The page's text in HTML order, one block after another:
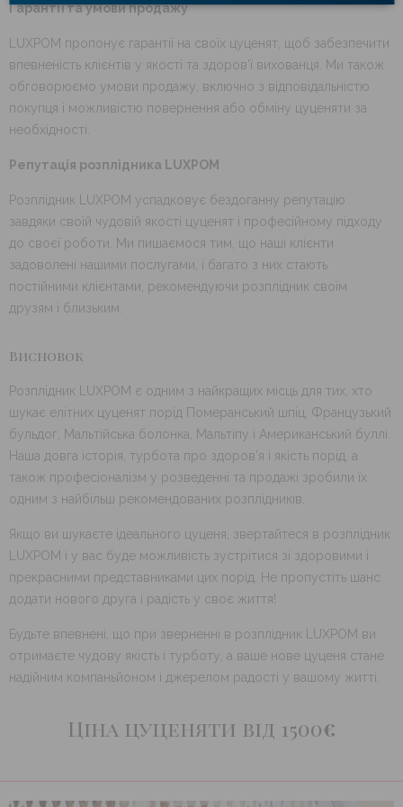
Гарантії та умови продажу
LUXPOM пропонує гарантії на своїх цуценят, щоб забезпечити
впевненість клієнтів у якості та здоров’ї вихованця. Ми також
обговорюємо умови продажу, включно з відповідальністю
покупця і можливістю повернення або обміну цуценяти за
необхідності.
Репутація розплідника LUXPOM
Розплідник LUXPOM успадковує бездоганну репутацію
завдяки своїй чудовій якості цуценят і професійному підходу
до своєї роботи. Ми пишаємося тим, що наші клієнти
задоволені нашими послугами, і багато з них стають
постійними клієнтами, рекомендуючи розплідник своїм
друзям і близьким.
Висновок
Розплідник LUXPOM є одним з найкращих місць для тих, хто
шукає елітних цуценят порід Померанський шпіц, Французький
бульдог, Мальтійська болонка, Мальтіпу і Американський буллі.
Наша довга історія, турбота про здоров’я і якість порід, а
також професіоналізм у розведенні та продажі зробили їх
одним з найбільш рекомендованих розплідників.
Якщо ви шукаєте ідеального цуценя, звертайтеся в розплідник
LUXPOM і у вас буде можливість зустрітися зі здоровими і
прекрасними представниками цих порід. Не пропустіть шанс
додати нового друга і радість у своє життя!
Будьте впевнені, що при зверненні в розплідник LUXPOM ви
отримаєте чудову якість і турботу, а ваше нове цуценя стане
надійним компаньйоном і джерелом радості у вашому житті.
Ціна цуценяти від 1500€